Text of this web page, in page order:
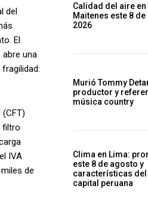
del
El
una
filtro
IVA
de
Calidad del aire en
Maitenes este 8
2026
Murió Tommy
productor y
música country
Clima en Lima:
este 8 de agosto y
características del
capital peruana